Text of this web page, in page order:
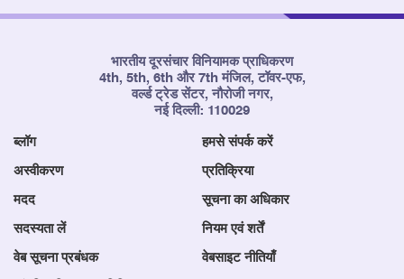
भारतीय दूरसंचार विनियामक प्राधिकरण
4th, 5th, 6th और 7th मंजिल, टॉवर-एफ,
वर्ल्ड ट्रेड सेंटर, नौरोजी नगर,
नई दिल्ली: 110029
ब्लॉग हमसे संपर्क करें
अस्वीकरण प्रतिक्रिया
मदद सूचना का अधिकार
सदस्यता लें नियम एवं शर्तें
वेब सूचना प्रबंधक वेबसाइट नीतियाँ